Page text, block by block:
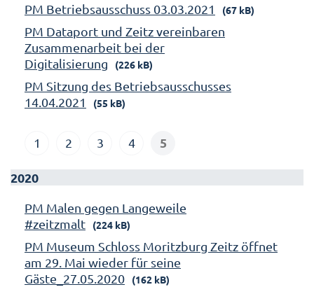
PM Betriebsausschuss 03.03.2021 (67 kB)
PM Dataport und Zeitz vereinbaren
Zusammenarbeit bei der
Digitalisierung
(226 kB)
PM Sitzung des Betriebsausschusses
14.04.2021
(55 kB)
1 2 3 4 5
2020
PM Malen gegen Langeweile
#zeitzmalt
(224 kB)
PM Museum Schloss Moritzburg Zeitz öffnet
am 29. Mai wieder für seine
Gäste_27.05.2020
(162 kB)